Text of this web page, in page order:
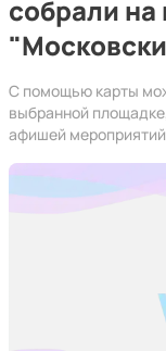
собрали
С помощью карты
выбранной
афишей